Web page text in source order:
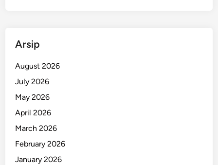
Arsip
August 2026
July 2026
May 2026
April 2026
March 2026
February 2026
January 2026